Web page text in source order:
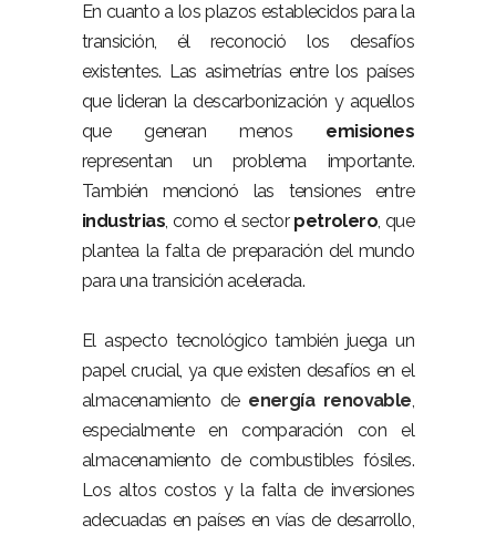
En cuanto a los plazos establecidos para la
transición, él reconoció los desafíos
existentes. Las asimetrías entre los países
que lideran la descarbonización y aquellos
que generan menos emisiones
representan un problema importante.
También mencionó las tensiones entre
industrias, como el sector petrolero, que
plantea la falta de preparación del mundo
para una transición acelerada.
El aspecto tecnológico también juega un
papel crucial, ya que existen desafíos en el
almacenamiento de energía renovable,
especialmente en comparación con el
almacenamiento de combustibles fósiles.
Los altos costos y la falta de inversiones
adecuadas en países en vías de desarrollo,